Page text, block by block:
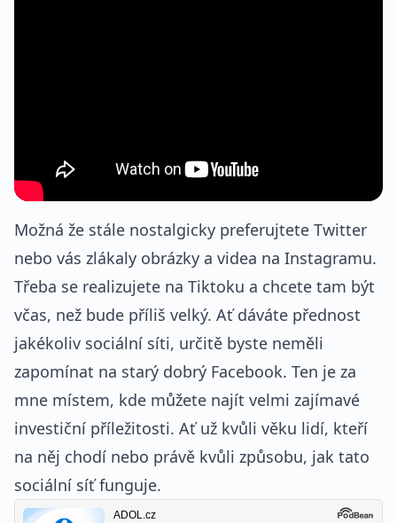
Možná že stále nostalgicky preferujtete Twitter
nebo vás zlákaly obrázky a videa na Instagramu.
Třeba se realizujete na Tiktoku a chcete tam být
včas, než bude příliš velký. Ať dáváte přednost
jakékoliv sociální síti, určitě byste neměli
zapomínat na starý dobrý Facebook. Ten je za
mne místem, kde můžete najít velmi zajímavé
investiční příležitosti. Ať už kvůli věku lidí, kteří
na něj chodí nebo právě kvůli způsobu, jak tato
sociální síť funguje.